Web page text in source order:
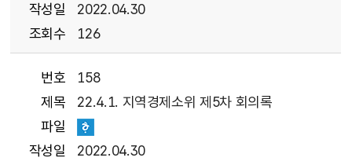
작성일
2022.04.30
조회수
126
번호
158
제목
22.4.1. 지역경제소위 제5차 회의록
파일
작성일
2022.04.30